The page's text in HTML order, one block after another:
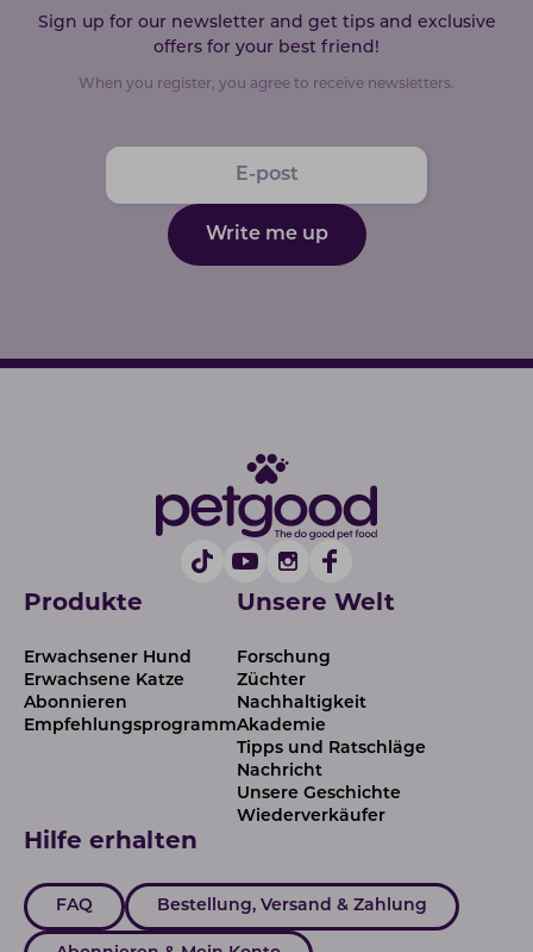
Sign up for our newsletter and get tips and exclusive
offers for your best friend!
When you register, you agree to receive newsletters.
Write me up
Produkte
Erwachsener Hund
Erwachsene Katze
Abonnieren
Empfehlungsprogramm
Unsere Welt
Forschung
Züchter
Nachhaltigkeit
Akademie
Tipps und Ratschläge
Nachricht
Unsere Geschichte
Wiederverkäufer
Hilfe erhalten
FAQ Bestellung, Versand & Zahlung